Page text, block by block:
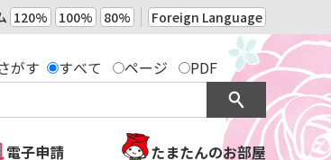
120% 100% 80% Foreign Language
がす すべて ページ PDF
電子申請 たまたんのお部屋